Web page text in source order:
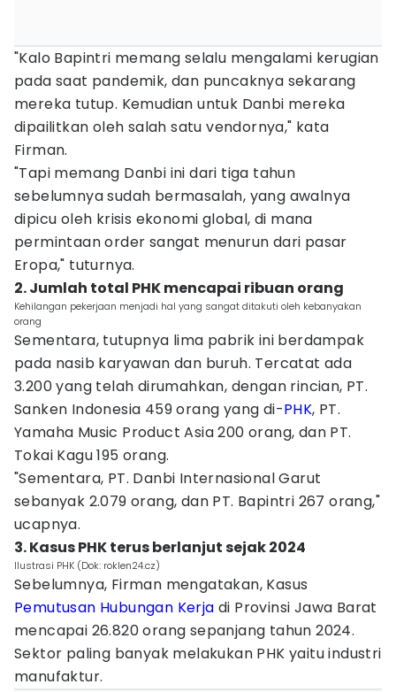
"Kalo Bapintri memang selalu mengalami kerugian
pada saat pandemik, dan puncaknya sekarang
mereka tutup. Kemudian untuk Danbi mereka
dipailitkan oleh salah satu vendornya," kata
Firman.
"Tapi memang Danbi ini dari tiga tahun
sebelumnya sudah bermasalah, yang awalnya
dipicu oleh krisis ekonomi global, di mana
permintaan order sangat menurun dari pasar
Eropa," tuturnya.
2. Jumlah total PHK mencapai ribuan orang
Kehilangan pekerjaan menjadi hal yang sangat ditakuti oleh kebanyakan
orang
Sementara, tutupnya lima pabrik ini berdampak
pada nasib karyawan dan buruh. Tercatat ada
3.200 yang telah dirumahkan, dengan rincian, PT.
Sanken Indonesia 459 orang yang di-PHK, PT.
Yamaha Music Product Asia 200 orang, dan PT.
Tokai Kagu 195 orang.
"Sementara, PT. Danbi Internasional Garut
sebanyak 2.079 orang, dan PT. Bapintri 267 orang,"
ucapnya.
3. Kasus PHK terus berlanjut sejak 2024
Ilustrasi PHK (Dok: roklen24.cz)
Sebelumnya, Firman mengatakan, Kasus
Pemutusan Hubungan Kerja di Provinsi Jawa Barat
mencapai 26.820 orang sepanjang tahun 2024.
Sektor paling banyak melakukan PHK yaitu industri
manufaktur.